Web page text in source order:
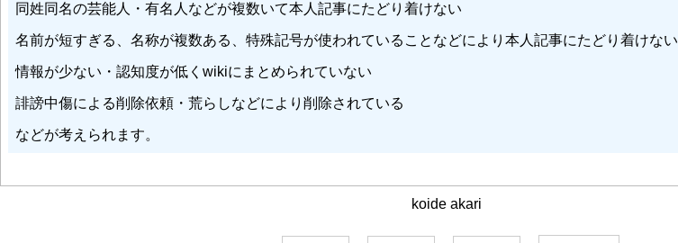
同姓同名の芸能人・有名人などが複数いて本人記事にたどり着けない
名前が短すぎる、名称が複数ある、特殊記号が使われていることなどにより本人記事にたどり着けない
情報が少ない・認知度が低くwikiにまとめられていない
誹謗中傷による削除依頼・荒らしなどにより削除されている
などが考えられます。
koide akari